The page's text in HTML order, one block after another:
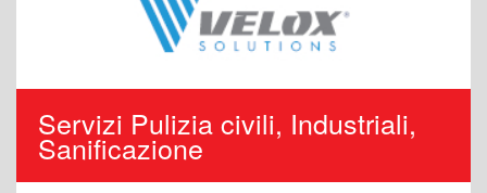
Servizi Pulizia civili, Industriali,
Sanificazione